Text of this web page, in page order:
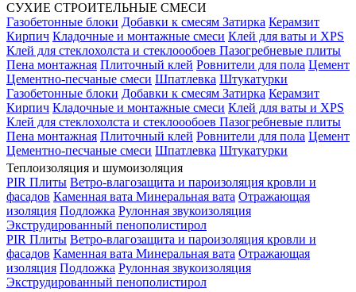
СУХИЕ СТРОИТЕЛЬНЫЕ СМЕСИ
Газобетонные блоки Добавки к смесям Затирка Керамзит
Кирпич Кладочные и монтажные смеси Клей для ваты и XPS
Клей для стеклохолста и стеклоообоев Пазогребневые плиты
Пена монтажная Плиточный клей Ровнители для пола Цемент
Цементно-песчаные смеси Шпатлевка Штукатурки
Газобетонные блоки Добавки к смесям Затирка Керамзит
Кирпич Кладочные и монтажные смеси Клей для ваты и XPS
Клей для стеклохолста и стеклоообоев Пазогребневые плиты
Пена монтажная Плиточный клей Ровнители для пола Цемент
Цементно-песчаные смеси Шпатлевка Штукатурки
Теплоизоляция и шумоизоляция
PIR Плиты Ветро-влагозащита и пароизоляция кровли и
фасадов Каменная вата Минеральная вата Отражающая
изоляция Подложка Рулонная звукоизоляция
Экструдированный пенополистирол
PIR Плиты Ветро-влагозащита и пароизоляция кровли и
фасадов Каменная вата Минеральная вата Отражающая
изоляция Подложка Рулонная звукоизоляция
Экструдированный пенополистирол